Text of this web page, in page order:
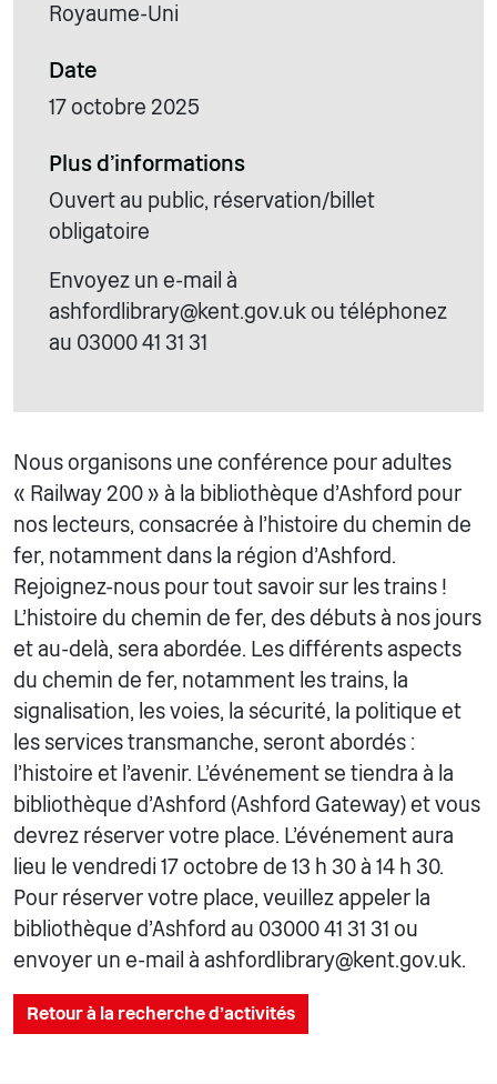
Royaume-Uni
Date
17 octobre 2025
Plus d'informations
Ouvert au public, réservation/billet
obligatoire
Envoyez un e-mail à
ashfordlibrary@kent.gov.uk ou téléphonez
au 03000 41 31 31
Nous organisons une conférence pour adultes
« Railway 200 » à la bibliothèque d'Ashford pour
nos lecteurs, consacrée à l'histoire du chemin de
fer, notamment dans la région d'Ashford.
Rejoignez-nous pour tout savoir sur les trains !
L'histoire du chemin de fer, des débuts à nos jours
et au-delà, sera abordée. Les différents aspects
du chemin de fer, notamment les trains, la
signalisation, les voies, la sécurité, la politique et
les services transmanche, seront abordés :
l'histoire et l'avenir. L'événement se tiendra à la
bibliothèque d'Ashford (Ashford Gateway) et vous
devrez réserver votre place. L'événement aura
lieu le vendredi 17 octobre de 13 h 30 à 14 h 30.
Pour réserver votre place, veuillez appeler la
bibliothèque d'Ashford au 03000 41 31 31 ou
envoyer un e-mail à ashfordlibrary@kent.gov.uk.
Retour à la recherche d'activités